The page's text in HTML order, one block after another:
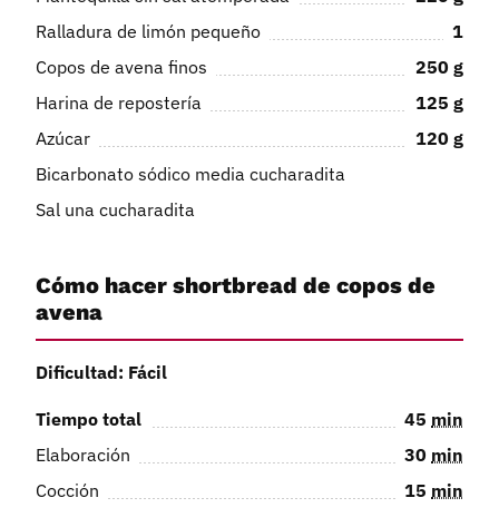
Ralladura de limón pequeño
1
Copos de avena finos
250 g
Harina de repostería
125 g
Azúcar
120 g
Bicarbonato sódico media cucharadita
Sal una cucharadita
Cómo hacer shortbread de copos de
avena
Dificultad: Fácil
Tiempo total 45 min
Elaboración
30 min
Cocción
15 min